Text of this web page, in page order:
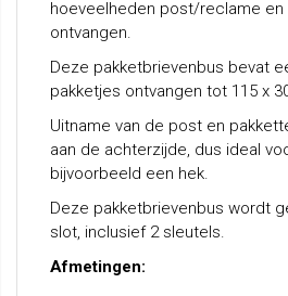
hoeveelheden post/reclame en
ontvangen.
Deze pakketbrievenbus bevat
pakketjes ontvangen tot 115 x
Uitname van de post en
aan de achterzijde, dus ideal
bijvoorbeeld een hek.
Deze pakketbrievenbus wordt
slot, inclusief 2 sleutels.
Afmetingen: